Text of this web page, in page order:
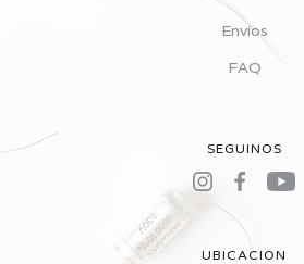
Envíos
FAQ
SEGUINOS
UBICACION